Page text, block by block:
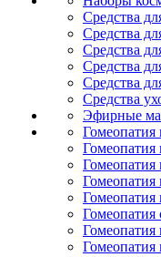
Средства
Средства
Средства
Средства
Средства
Средства
Эфирные
Гомеопатия
Гомеопатия
Гомеопатия
Гомеопатия
Гомеопатия